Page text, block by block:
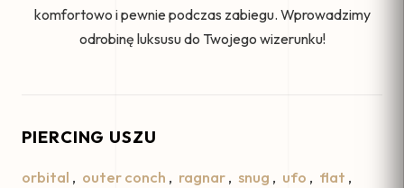
komfortowo i pewnie podczas zabiegu. Wprowadzimy
odrobinę luksusu do Twojego wizerunku!
PIERCING USZU
orbital , outer conch , ragnar, snug , ufo , flat ,